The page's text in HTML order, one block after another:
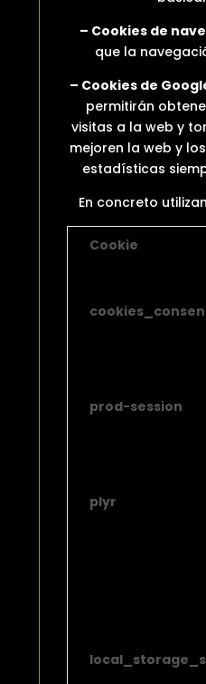
– Cookies de
que la
– Cookies de
permitirán
visitas a la web y
mejoren la web y
estadísticas
En concreto
Cookie
prod-session
plyr